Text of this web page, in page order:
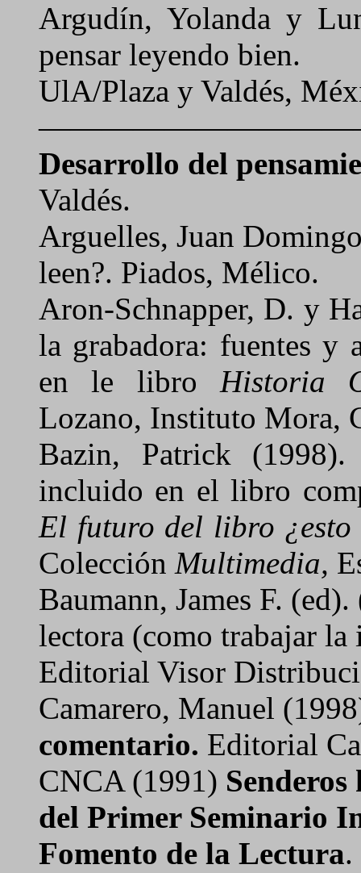
Argudín, Yolanda y
pensar leyendo bien.
UlA/Plaza y Valdés,
Desarrollo del
Valdés.
Arguelles, Juan
leen?. Piados, Mélico.
Aron-Schnapper, D. y
la grabadora: fuentes y
en le libro Historia
Lozano, Instituto Mora,
Bazin, Patrick (1998).
incluido en el libro
El futuro del libro ¿esto
Colección Multimedia,
Baumann, James F.
lectora (como trabajar
Editorial Visor
Camarero, Manuel
comentario. Editorial
CNCA (1991)
del Primer Seminario
Fomento de la Lectura